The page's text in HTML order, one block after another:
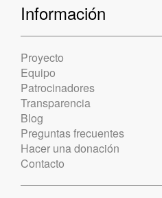
Información
Proyecto
Equipo
Patrocinadores
Transparencia
Blog
Preguntas frecuentes
Hacer una donación
Contacto